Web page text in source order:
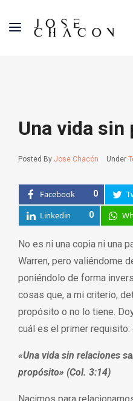
Una vida
Posted By Jose Chacón Under
Facebook 0
Linkedin 0
No es ni una copia ni una
Warren, pero valiéndome
poniéndolo de forma
cosas que, a mi criterio,
propósito o no lo tiene.
cuál es el primer requisito:
«Una vida sin relaciones
propósito» (Col. 3:14)